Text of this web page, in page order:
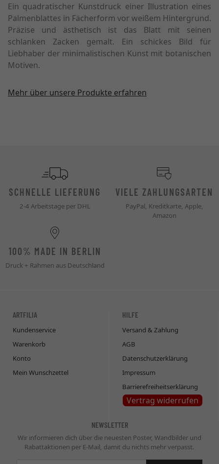
Ein quadratischer Kunstdruck einer Illustration eines
Palmenblattes in Fächerform vor weißem Hintergrund.
Präzise und ästhetisch ist das Blatt mit seinen
schlanken Zacken gemalt. Ein schickes Bild für
Liebhaber der minimalistischen Kunst mit botanischen
Motiven.
Mehr über unsere Produkte erfahren
SCHNELLE LIEFERUNG
2-4 Arbeitstage per DHL
VIELE ZAHLUNGSARTEN
PayPal, Kreditkarte, Apple,
Amazon
100% MADE IN BERLIN
Druck + Rahmen aus Deutschland
ARTFILIA
Kundenservice
Warenkorb
Konto
Mein Wunschzettel
HILFE
Versand & Zahlung
AGB
Datenschutzerklärung
Impressum
Barrierefreiheitserklärung
Vertrag widerrufen
NEWSLETTER
Wir informieren dich über die neuesten Poster, Wandbilder und
Rabattaktionen per E-Mail, damit du nichts mehr verpasst.